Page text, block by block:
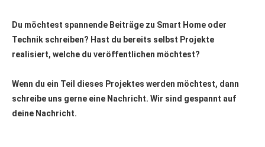
Du möchtest spannende Beiträge zu Smart Home oder
Technik schreiben? Hast du bereits selbst Projekte
realisiert, welche du veröffentlichen möchtest?
Wenn du ein Teil dieses Projektes werden möchtest, dann
schreibe uns gerne eine Nachricht. Wir sind gespannt auf
deine Nachricht.